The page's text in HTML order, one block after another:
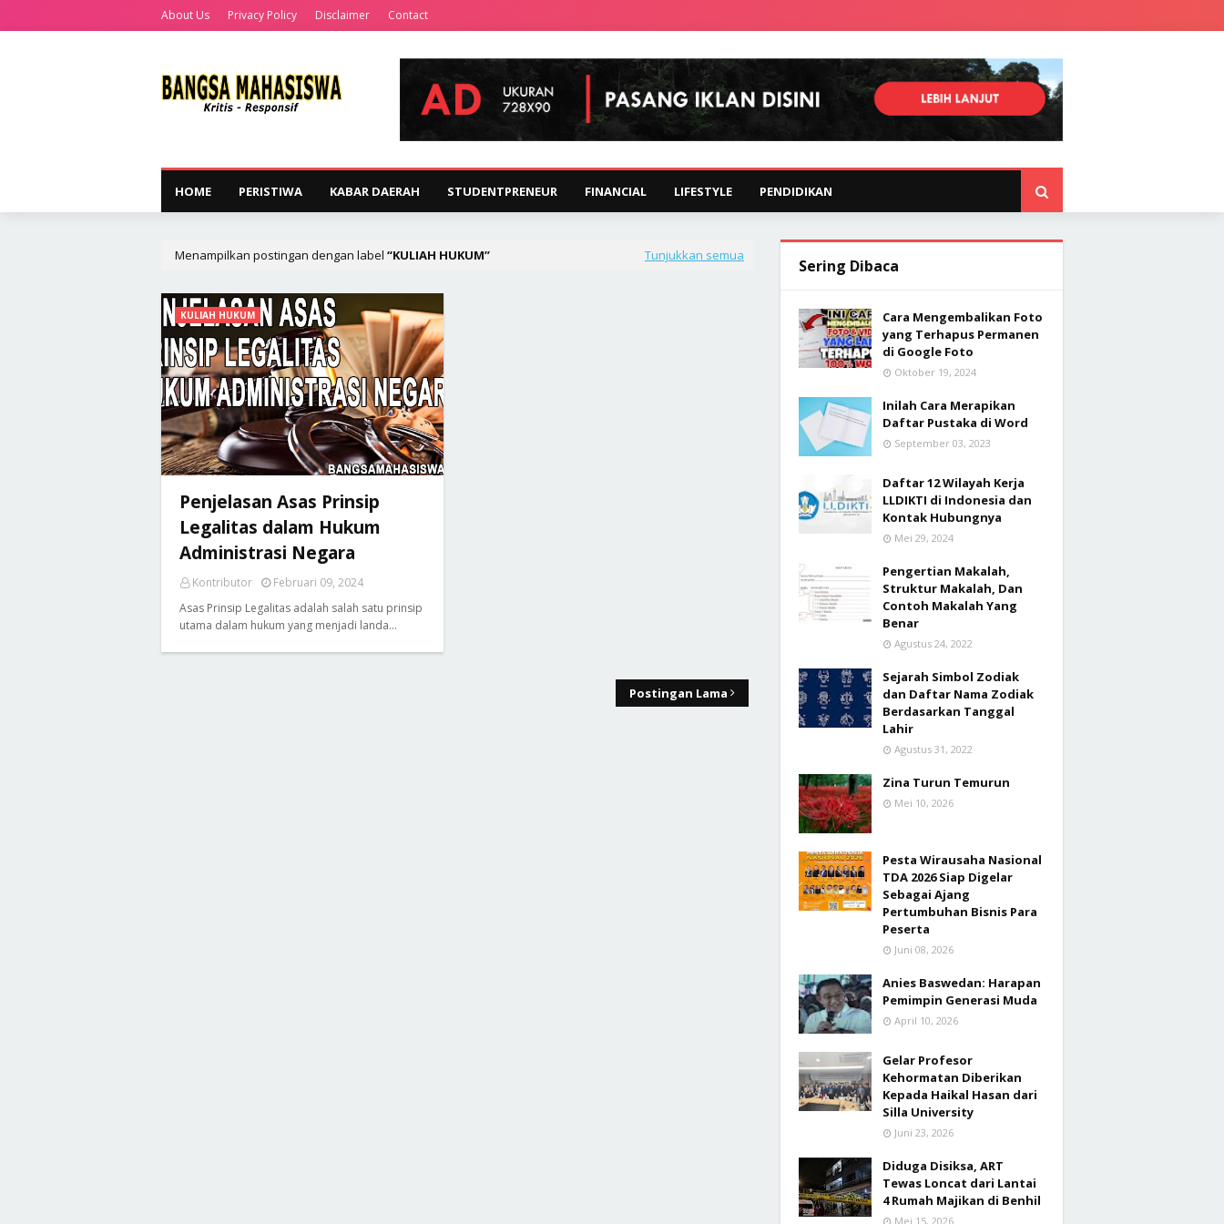
About Us Privacy Policy Disclaimer Contact
HOME PERISTIWA KABAR DAERAH STUDENTPRENEUR FINANCIAL LIFESTYLE PENDIDIKAN
Menampilkan postingan dengan label KULIAH HUKUM Tunjukkan semua
KULIAH HUKUM
Penjelasan Asas Prinsip
Legalitas dalam Hukum
Administrasi Negara
Kontributor
Februari 09, 2024
Asas Prinsip Legalitas adalah salah satu prinsip
utama dalam hukum yang menjadi landa…
Postingan Lama
Sering Dibaca
Cara Mengembalikan Foto
yang Terhapus Permanen
di Google Foto
Oktober 19, 2024
Inilah Cara Merapikan
Daftar Pustaka di Word
September 03, 2023
Daftar 12 Wilayah Kerja
LLDIKTI di Indonesia dan
Kontak Hubungnya
Mei 29, 2024
Pengertian Makalah,
Struktur Makalah, Dan
Contoh Makalah Yang
Benar
Agustus 24, 2022
Sejarah Simbol Zodiak
dan Daftar Nama Zodiak
Berdasarkan Tanggal
Lahir
Agustus 31, 2022
Zina Turun Temurun
Mei 10, 2026
Pesta Wirausaha Nasional
TDA 2026 Siap Digelar
Sebagai Ajang
Pertumbuhan Bisnis Para
Peserta
Juni 08, 2026
Anies Baswedan: Harapan
Pemimpin Generasi Muda
April 10, 2026
Gelar Profesor
Kehormatan Diberikan
Kepada Haikal Hasan dari
Silla University
Juni 23, 2026
Diduga Disiksa, ART
Tewas Loncat dari Lantai
4 Rumah Majikan di Benhil
Mei 15, 2026